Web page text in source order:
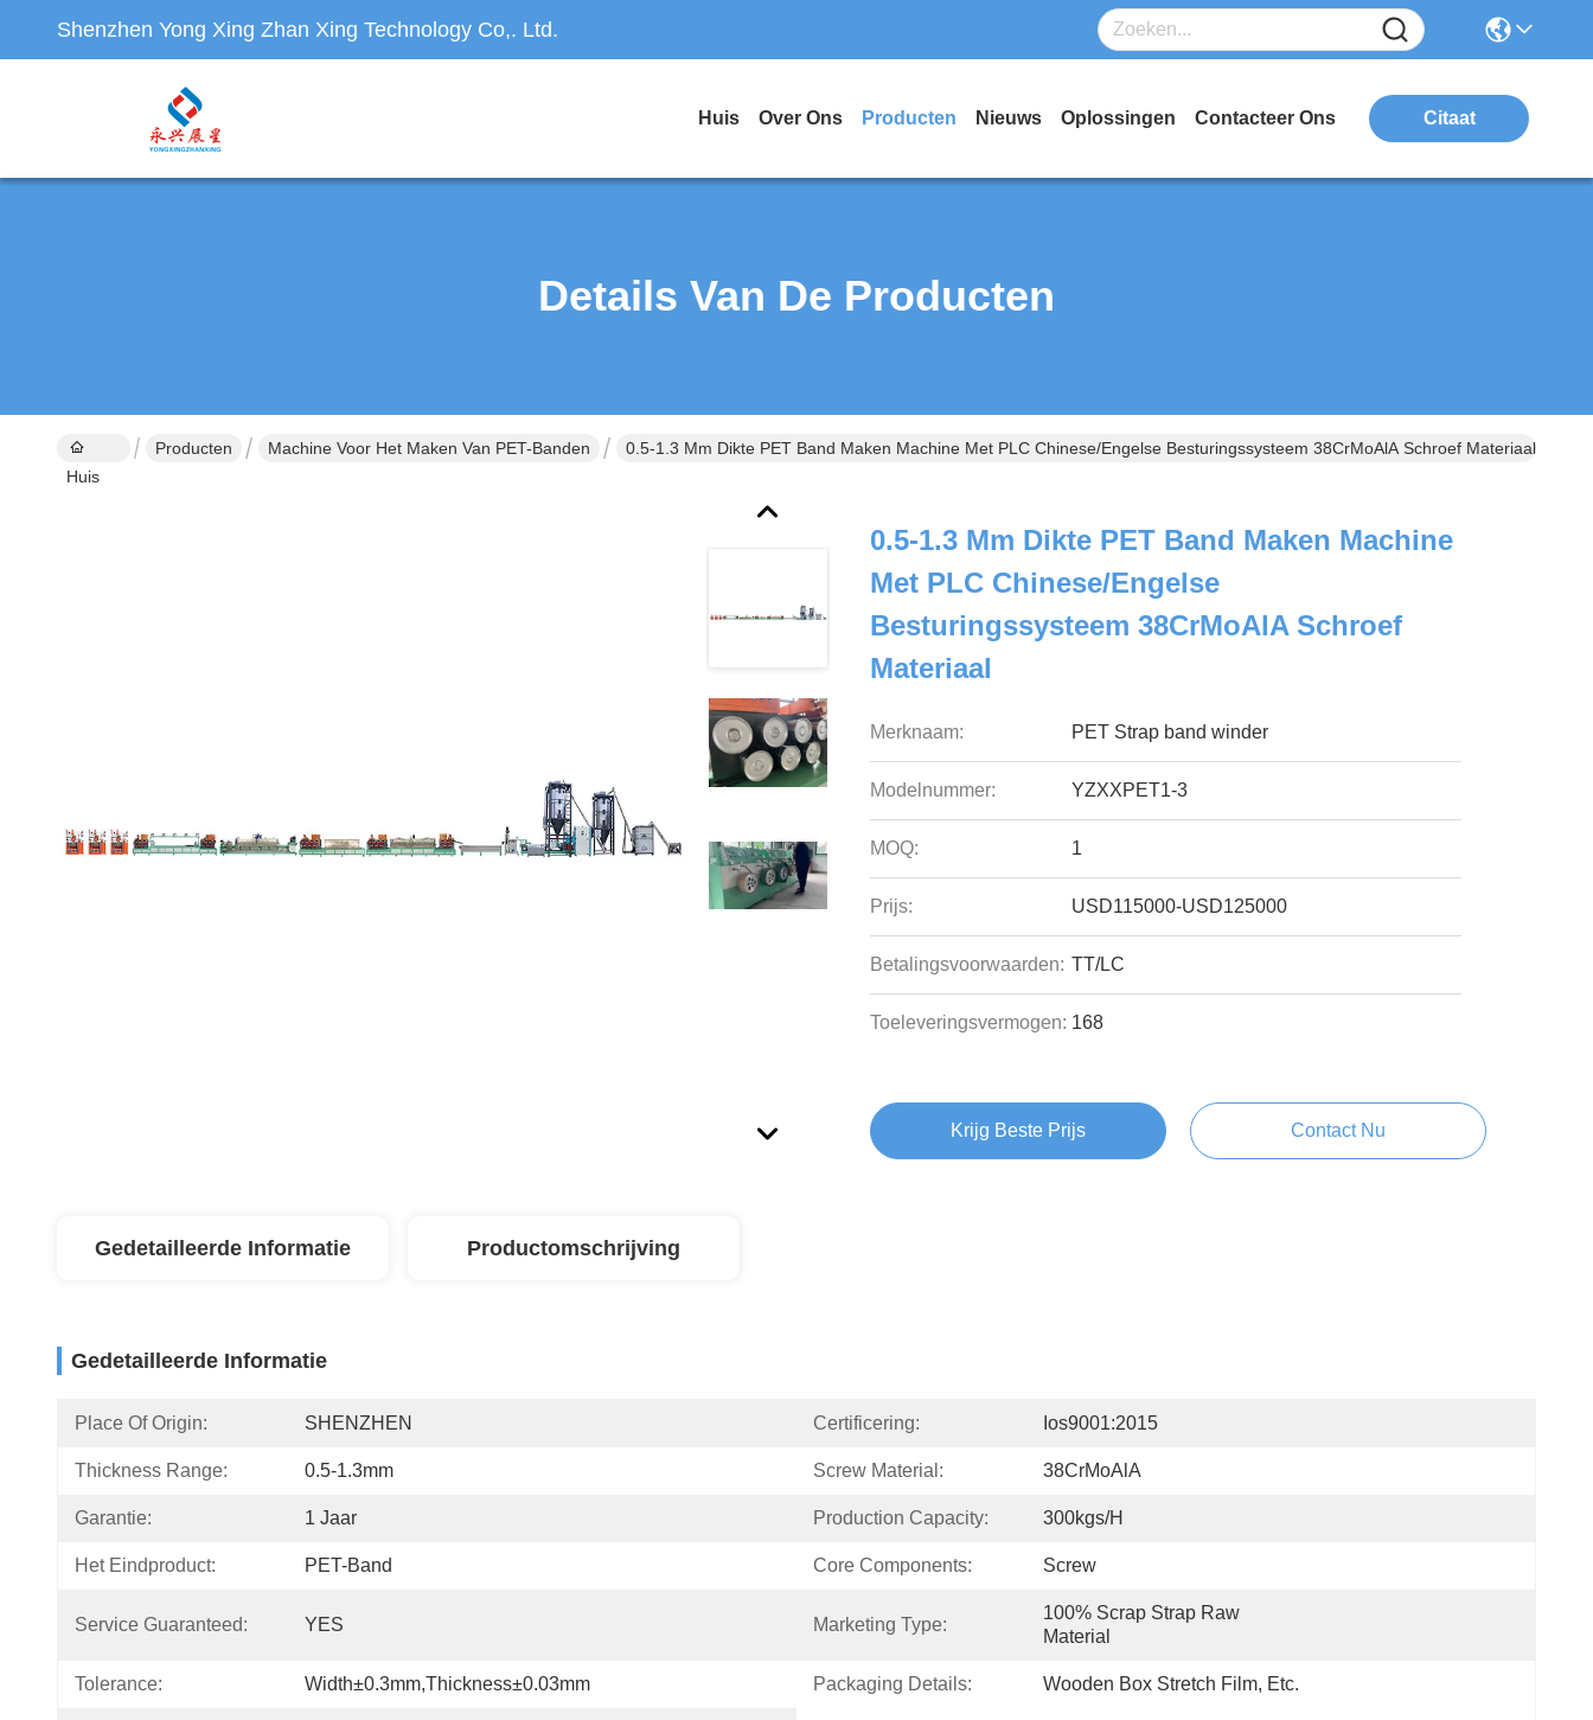
Shenzhen Yong Xing Zhan Xing Technology Co,. Ltd.
Huis Over Ons Producten Nieuws Oplossingen Contacteer Ons Citaat
Details Van De Producten
Huis
Producten Machine Voor Het Maken Van PET-Banden 0.5-1.3 Mm Dikte PET Band Maken Machine Met PLC Chinese/Engelse Besturingssysteem 38CrMoAlA Schroef Materiaal
0.5-1.3 Mm Dikte PET Band Maken Machine
Met PLC Chinese/Engelse
Besturingssysteem 38CrMoAlA Schroef
Materiaal
Merknaam: PET Strap band winder
Modelnummer: YZXXPET1-3
MOQ: 1
Prijs: USD115000-USD125000
Betalingsvoorwaarden: TT/LC
Toeleveringsvermogen: 168
Krijg Beste Prijs Contact Nu
Gedetailleerde Informatie Productomschrijving
Gedetailleerde Informatie
Place Of Origin: SHENZHEN Certificering: Ios9001:2015
Thickness Range: 0.5-1.3mm Screw Material: 38CrMoAlA
Garantie: 1 Jaar Production Capacity: 300kgs/H
Het Eindproduct: PET-Band Core Components: Screw
Service Guaranteed: YES Marketing Type:
100% Scrap Strap Raw
Material
Tolerance: Width±0.3mm,Thickness±0.03mm Packaging Details: Wooden Box Stretch Film, Etc.